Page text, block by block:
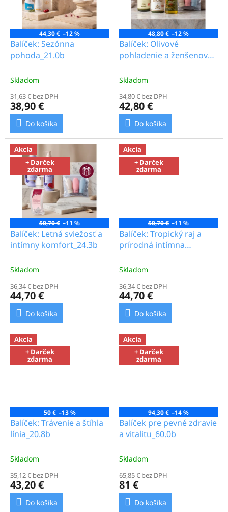
o
44,30 € –12 %
Balíček: Sezónna
pohoda_21.0b
Skladom
31,63 € bez DPH
38,90 €
Do košíka
48,80 € –12 %
Balíček: Olivové
pohladenie a ženšenová
Skladom
34,80 € bez DPH
42,80 €
Do košíka
Akcia
+ Darček
zdarma
50,70 € –11 %
Balíček: Letná sviežosť a
intímny komfort_24.3b
Skladom
36,34 € bez DPH
44,70 €
Do košíka
Akcia
+ Darček
zdarma
50,70 € –11 %
Balíček: Tropický raj a
prírodná intímna
Skladom
36,34 € bez DPH
44,70 €
Do košíka
Akcia
+ Darček
zdarma
50 € –13 %
Balíček: Trávenie a štíhla
línia_20.8b
Skladom
35,12 € bez DPH
43,20 €
Do košíka
Akcia
+ Darček
zdarma
94,30 € –14 %
Balíček pre pevné zdravie
a vitalitu_60.0b
Skladom
65,85 € bez DPH
81 €
Do košíka